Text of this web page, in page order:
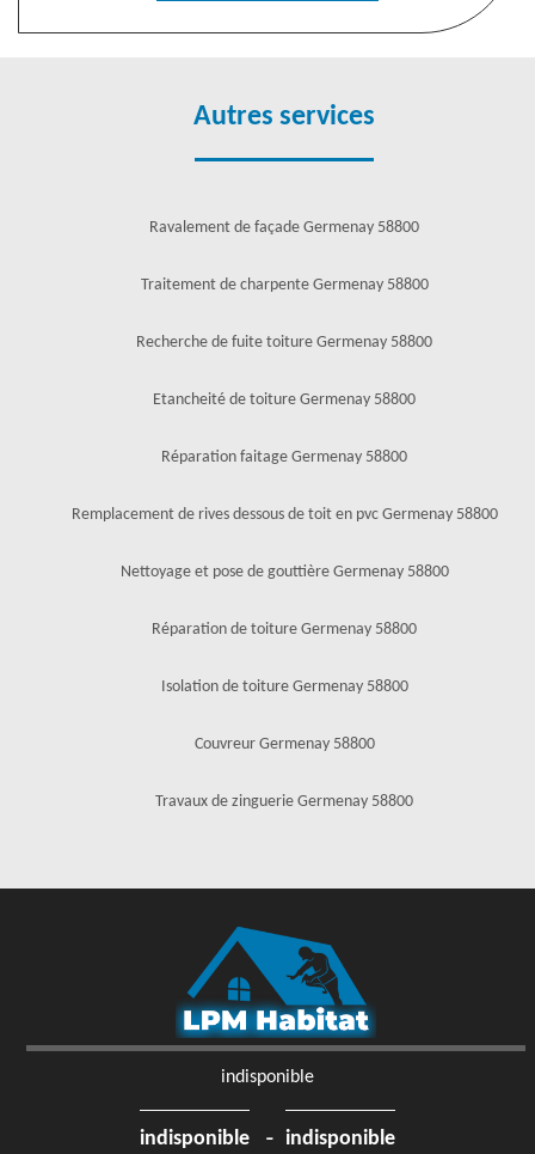
Autres services
Ravalement de façade Germenay 58800
Traitement de charpente Germenay 58800
Recherche de fuite toiture Germenay 58800
Etancheité de toiture Germenay 58800
Réparation faitage Germenay 58800
Remplacement de rives dessous de toit en pvc Germenay 58800
Nettoyage et pose de gouttière Germenay 58800
Réparation de toiture Germenay 58800
Isolation de toiture Germenay 58800
Couvreur Germenay 58800
Travaux de zinguerie Germenay 58800
indisponible
indisponible - indisponible